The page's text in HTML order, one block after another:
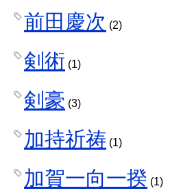
前田慶次 (2)
剣術 (1)
剣豪 (3)
加持祈祷 (1)
加賀一向一揆 (1)